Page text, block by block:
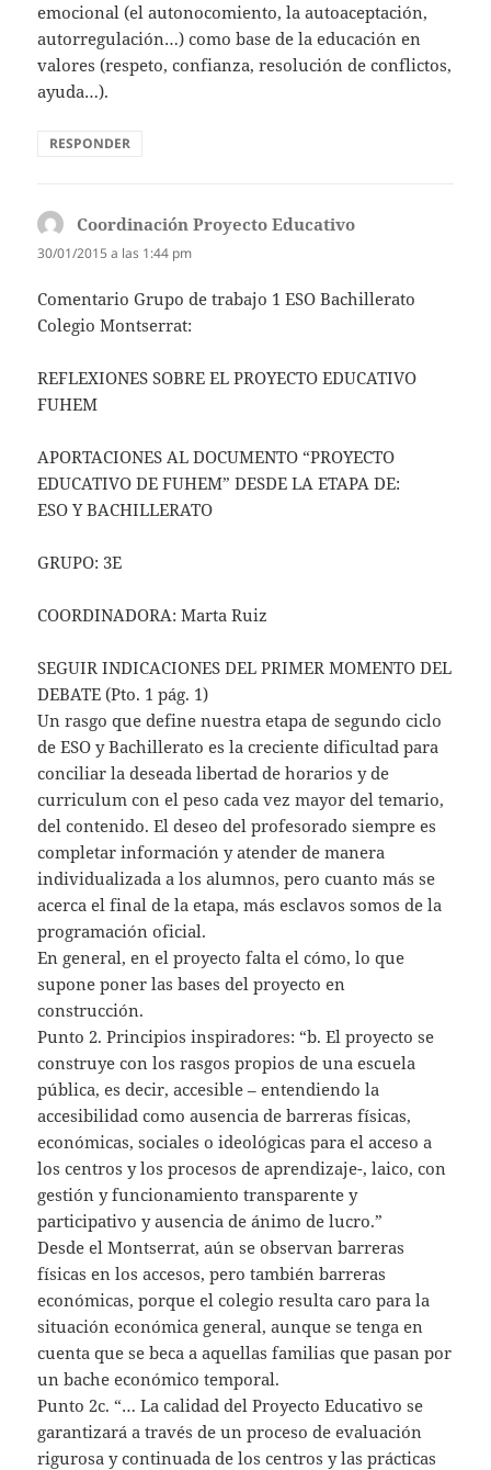
emocional (el autonocomiento, la autoaceptación,
autorregulación…) como base de la educación en
valores (respeto, confianza, resolución de conflictos,
ayuda…).
RESPONDER
Coordinación Proyecto Educativo
30/01/2015 a las 1:44 pm
Comentario Grupo de trabajo 1 ESO Bachillerato
Colegio Montserrat:
REFLEXIONES SOBRE EL PROYECTO EDUCATIVO
FUHEM
APORTACIONES AL DOCUMENTO “PROYECTO
EDUCATIVO DE FUHEM” DESDE LA ETAPA DE:
ESO Y BACHILLERATO
GRUPO: 3E
COORDINADORA: Marta Ruiz
SEGUIR INDICACIONES DEL PRIMER MOMENTO DEL
DEBATE (Pto. 1 pág. 1)
Un rasgo que define nuestra etapa de segundo ciclo
de ESO y Bachillerato es la creciente dificultad para
conciliar la deseada libertad de horarios y de
curriculum con el peso cada vez mayor del temario,
del contenido. El deseo del profesorado siempre es
completar información y atender de manera
individualizada a los alumnos, pero cuanto más se
acerca el final de la etapa, más esclavos somos de la
programación oficial.
En general, en el proyecto falta el cómo, lo que
supone poner las bases del proyecto en
construcción.
Punto 2. Principios inspiradores: “b. El proyecto se
construye con los rasgos propios de una escuela
pública, es decir, accesible – entendiendo la
accesibilidad como ausencia de barreras físicas,
económicas, sociales o ideológicas para el acceso a
los centros y los procesos de aprendizaje-, laico, con
gestión y funcionamiento transparente y
participativo y ausencia de ánimo de lucro.”
Desde el Montserrat, aún se observan barreras
físicas en los accesos, pero también barreras
económicas, porque el colegio resulta caro para la
situación económica general, aunque se tenga en
cuenta que se beca a aquellas familias que pasan por
un bache económico temporal.
Punto 2c. “… La calidad del Proyecto Educativo se
garantizará a través de un proceso de evaluación
rigurosa y continuada de los centros y las prácticas